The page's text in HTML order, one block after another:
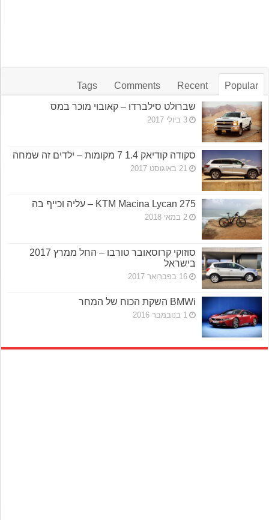
Popular
Recent
Comments
Tags
שברולט סילברדו – קאובוי מוכר במס
3 ביולי 2017
סקודה קודיאק 1.4 7 מקומות – ילדים זה שמחה
21 באוגוסט 2017
KTM Macina Lycan 275 – עליה וכייף בה
2 במאי 2018
סוזוקי קרוסאובר טורבו – החל ממרץ 2017
בישראל
16 בפברואר 2017
BMWi השקת הכוח של המחר
1 בנובמבר 2016